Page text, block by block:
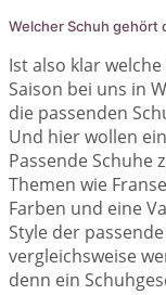
Welcher Schuh gehört
Ist also klar
Saison bei uns in
die passenden
Und hier wollen
Passende Schuhe
Themen wie
Farben und eine
Style der
vergleichsweise
denn ein